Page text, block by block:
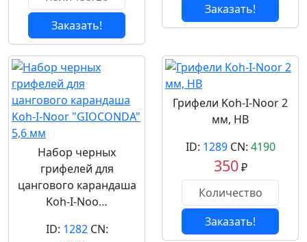
Заказать!
Заказать!
Набор черных
грифелей для
цангового карандаша
Koh-I-Noo…
ID: 1282CN:
Грифели Koh-I-Noor 2
мм, HB
ID: 1289CN: 4190
350₽
Заказать!